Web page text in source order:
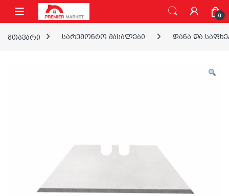
ნავიგაციაზე გადასვლა
შინაარსზე გადასვლა
0
მთავარი სარემონტო მასალები დანა და